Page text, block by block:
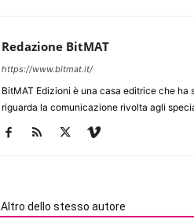
Redazione BitMAT
https://www.bitmat.it/
BitMAT Edizioni è una casa editrice che
riguarda la comunicazione rivolta agli
Altro dello stesso autore